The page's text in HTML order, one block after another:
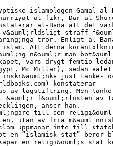
islamologen Gamal al-
hurriyat al-fikr, Dar al-
al-Bana att det
straff
tror. Enligt al-
Att denna
n&auml;r man
vars drygt femtio
Mc Millan), sedan valet
inskr&auml;nka just tanke-
konstaterar
av lagstiftning. Men
f&ouml;rlusten av
anser han.
till den
utan av fria
uppmanar inte till
en ”islamisk stat” beror
en religi&ouml;s stat